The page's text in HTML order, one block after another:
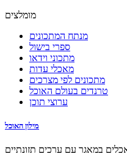
מומלצים
מנתח המתכונים
ספרי בישול
מתכוני וידאו
מאכלי עדות
מתכונים לפי מצרכים
טרנדים בעולם האוכל
ערוצי תוכן
מילון האוכל